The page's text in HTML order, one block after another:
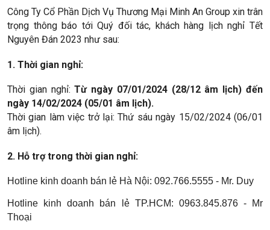
Công Ty Cổ Phần Dịch Vụ Thương Mại Minh An Group xin trân
trọng thông báo tới Quý đối tác, khách hàng lịch nghỉ Tết
Nguyên Đán 2023 như sau:
1. Thời gian nghỉ:
Thời gian nghỉ:Từ ngày 07/01/2024 (28/12 âm lịch) đến
ngày 14/02/2024 (05/01 âm lịch).
Thời gian làm việc trở lại: Thứ sáu ngày 15/02/2024 (06/01
âm lịch).
2. Hỗ trợ trong thời gian nghỉ:
Hotline kinh doanh bán lẻ Hà Nội: 092.766.5555 - Mr. Duy
Hotline kinh doanh bán lẻ TP.HCM: 0963.845.876 - Mr
Thoại